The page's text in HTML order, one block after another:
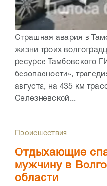
Страшная авария в
жизни троих
ресурсе Тамбовского
безопасности»,
августа, на 435 км
Селезневской...
Происшествия
Отдыхающие
мужчину в
области